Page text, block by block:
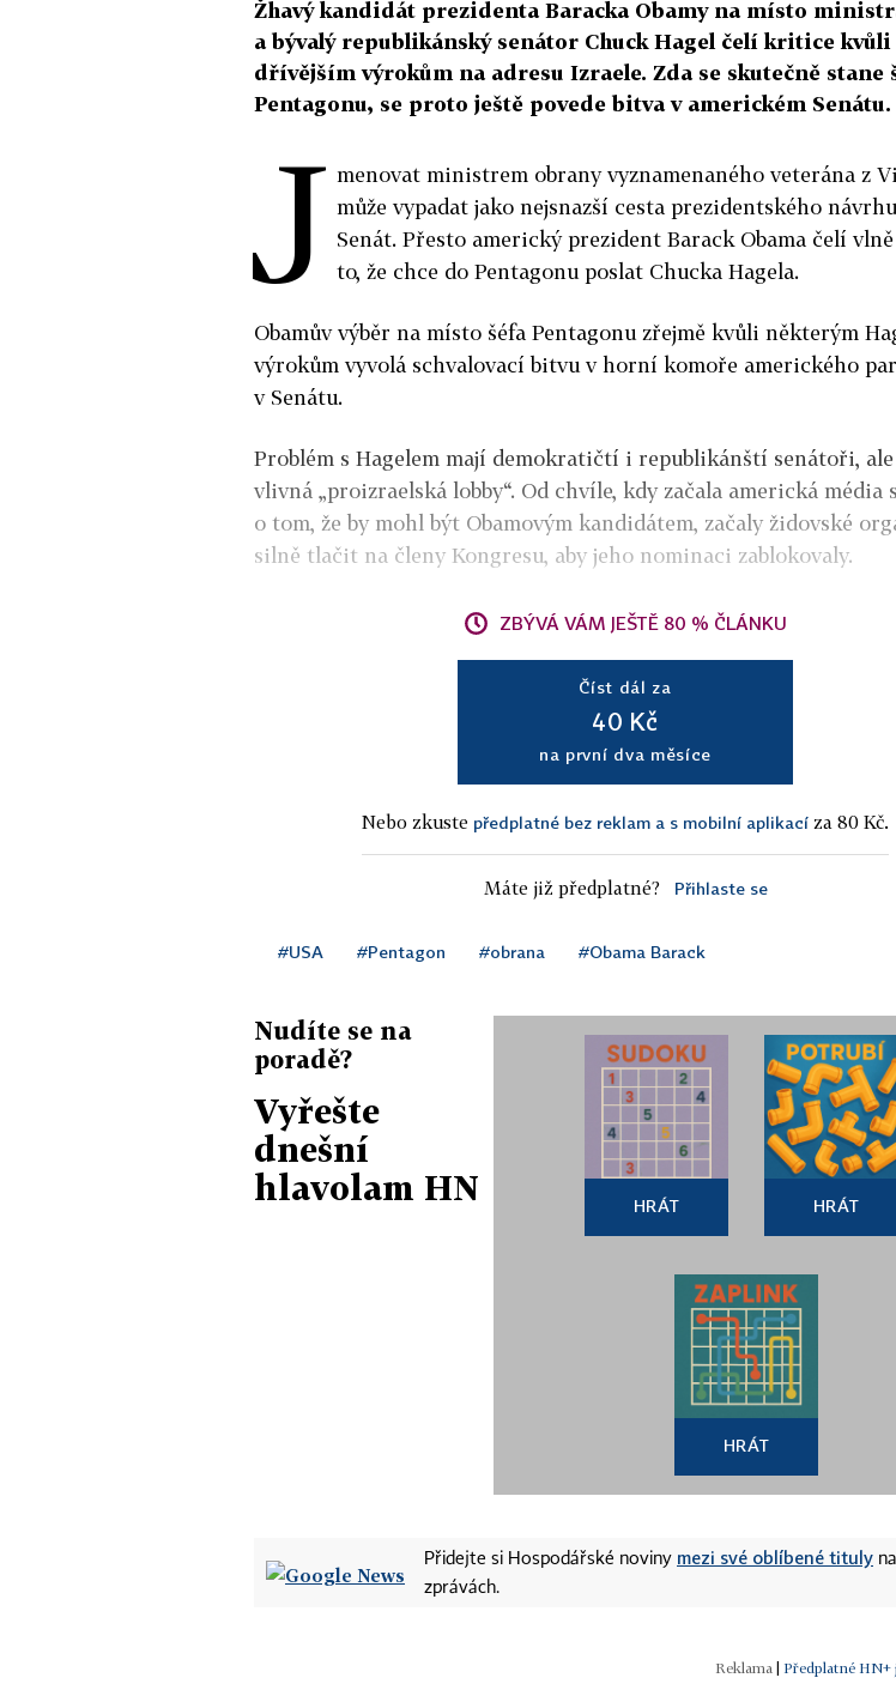
Žhavý kandidát prezidenta Baracka Obamy na místo
a bývalý republikánský senátor Chuck Hagel čelí kritice kvůli
dřívějším výrokům na adresu Izraele. Zda se skutečně stane
Pentagonu, se proto ještě povede bitva v americkém Senátu.
J menovat ministrem obrany vyznamenaného veterána z
může vypadat jako nejsnazší cesta prezidentského
Senát. Přesto americký prezident Barack Obama čelí
to, že chce do Pentagonu poslat Chucka Hagela.
Obamův výběr na místo šéfa Pentagonu zřejmě kvůli některým
výrokům vyvolá schvalovací bitvu v horní komoře amerického
v Senátu.
Problém s Hagelem mají demokratičtí i republikánští senátoři, ale
vlivná „proizraelská lobby“. Od chvíle, kdy začala americká média
o tom, že by mohl být Obamovým kandidátem, začaly židovské
silně tlačit na členy Kongresu, aby jeho nominaci zablokovaly.
ZBÝVÁ VÁM JEŠTĚ 80 % ČLÁNKU
Číst dál za
40 Kč
na první dva měsíce
Nebo zkuste předplatné bez reklam a s mobilní aplikací za 80 Kč.
Máte již předplatné? Přihlaste se
#USA #Pentagon #obrana #Obama Barack
Nudíte se na
poradě?
Vyřešte
dnešní
hlavolam HN
HRÁT HRÁT
HRÁT
Přidejte si Hospodářské noviny mezi své oblíbené tituly
zprávách.
| Předplatné HN+